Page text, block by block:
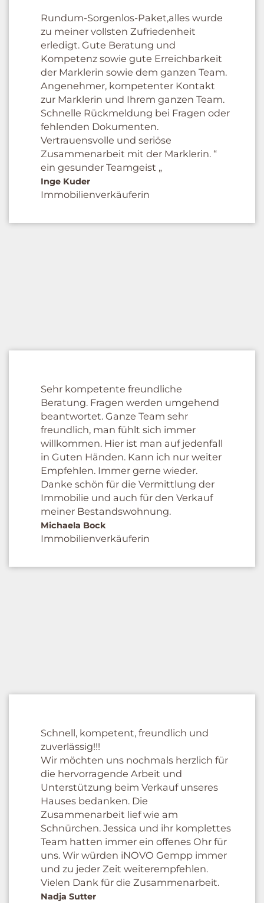
Rundum-Sorgenlos-Paket,alles wurde
zu meiner vollsten Zufriedenheit
erledigt. Gute Beratung und
Kompetenz sowie gute Erreichbarkeit
der Marklerin sowie dem ganzen Team.
Angenehmer, kompetenter Kontakt
zur Marklerin und Ihrem ganzen Team.
Schnelle Rückmeldung bei Fragen oder
fehlenden Dokumenten.
Vertrauensvolle und seriöse
Zusammenarbeit mit der Marklerin. “
ein gesunder Teamgeist „
Inge Kuder
Immobilienverkäuferin
Sehr kompetente freundliche
Beratung. Fragen werden umgehend
beantwortet. Ganze Team sehr
freundlich, man fühlt sich immer
willkommen. Hier ist man auf jedenfall
in Guten Händen. Kann ich nur weiter
Empfehlen. Immer gerne wieder.
Danke schön für die Vermittlung der
Immobilie und auch für den Verkauf
meiner Bestandswohnung.
Michaela Bock
Immobilienverkäuferin
Schnell, kompetent, freundlich und
zuverlässig!!!
Wir möchten uns nochmals herzlich für
die hervorragende Arbeit und
Unterstützung beim Verkauf unseres
Hauses bedanken. Die
Zusammenarbeit lief wie am
Schnürchen. Jessica und ihr komplettes
Team hatten immer ein offenes Ohr für
uns. Wir würden iNOVO Gempp immer
und zu jeder Zeit weiterempfehlen.
Vielen Dank für die Zusammenarbeit.
Nadja Sutter